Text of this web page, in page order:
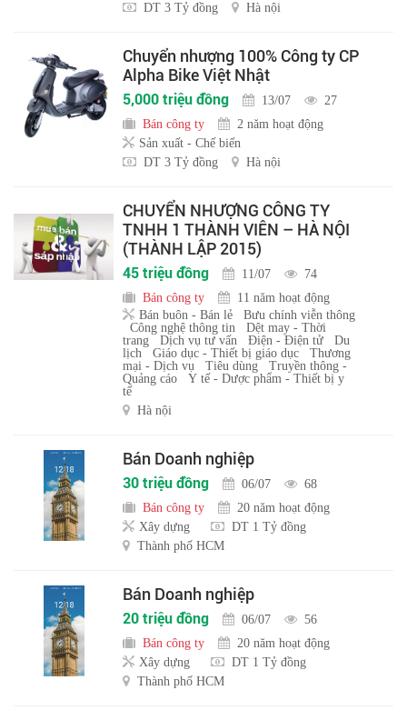
DT 3 Tỷ đồng
Hà nội
Chuyển nhượng 100% Công ty CP
Alpha Bike Việt Nhật
5,000 triệu đồng 13/07
27
Bán công ty
2 năm hoạt động
Sản xuất - Chế biến
DT 3 Tỷ đồng
Hà nội
CHUYỂN NHƯỢNG CÔNG TY
TNHH 1 THÀNH VIÊN – HÀ NỘI
(THÀNH LẬP 2015)
45 triệu đồng 11/07
74
Bán công ty
11 năm hoạt động
Bán buôn - Bán lẻ
Bưu chính viễn thông
Công nghệ thông tin
Dệt may - Thời
trang
Dịch vụ tư vấn Điện - Điện tử
Du
lịch
Giáo dục - Thiết bị giáo dục
Thương
mại - Dịch vụ
Tiêu dùng
Truyền thông -
Quảng cáo
Y tế - Dược phẩm - Thiết bị y
tế
Hà nội
Bán Doanh nghiệp
30 triệu đồng 06/07
68
Bán công ty
20 năm hoạt động
Xây dựng
DT 1 Tỷ đồng
Thành phố HCM
Bán Doanh nghiệp
20 triệu đồng 06/07
56
Bán công ty
20 năm hoạt động
Xây dựng
DT 1 Tỷ đồng
Thành phố HCM